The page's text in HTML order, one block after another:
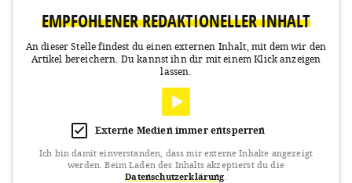
EMPFOHLENER REDAKTIONELLER INHALT
An dieser Stelle findest du einen externen Inhalt, mit dem wir den
Artikel bereichern. Du kannst ihn dir mit einem Klick anzeigen
lassen.
Externe Medien immer entsperren
Ich bin damit einverstanden, dass mir externe Inhalte angezeigt
werden. Beim Laden des Inhalts akzeptierst du die
Datenschutzerklärung